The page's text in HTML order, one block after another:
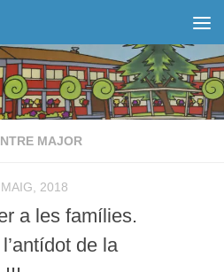
MAJOR
2018
a les famílies.
l’antídot de la